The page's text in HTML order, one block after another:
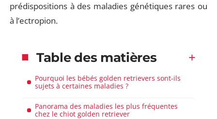
prédispositions à des maladies génétiques rares ou
à l’ectropion.
Table des matières
Pourquoi les bébés golden retrievers sont-ils
sujets à certaines maladies ?
Panorama des maladies les plus fréquentes
chez le chiot golden retriever